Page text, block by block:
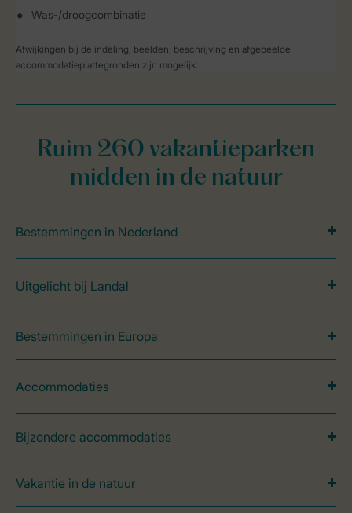
Was-/droogcombinatie
Afwijkingen bij de indeling, beelden, beschrijving en afgebeelde
accommodatieplattegronden zijn mogelijk.
Ruim 260 vakantieparken
midden in de natuur
Bestemmingen in Nederland
Uitgelicht bij Landal
Bestemmingen in Europa
Accommodaties
Bijzondere accommodaties
Vakantie in de natuur